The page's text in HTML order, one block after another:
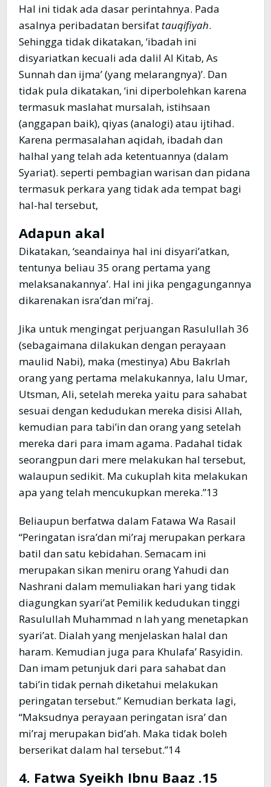
Hal ini tidak ada dasar perintahnya. Pada
asalnya peribadatan bersifat tauqifiyah.
Sehingga tidak dikatakan, ‘ibadah ini
disyariatkan kecuali ada dalil Al Kitab, As
Sunnah dan ijma’ (yang melarangnya)’. Dan
tidak pula dikatakan, ‘ini diperbolehkan karena
termasuk maslahat mursalah, istihsaan
(anggapan baik), qiyas (analogi) atau ijtihad.
Karena permasalahan aqidah, ibadah dan
halhal yang telah ada ketentuannya (dalam
Syariat). seperti pembagian warisan dan pidana
termasuk perkara yang tidak ada tempat bagi
hal-hal tersebut,
Adapun akal
Dikatakan, ‘seandainya hal ini disyari’atkan,
tentunya beliau 35 orang pertama yang
melaksanakannya’. Hal ini jika pengagungannya
dikarenakan isra’dan mi’raj.
Jika untuk mengingat perjuangan Rasulullah 36
(sebagaimana dilakukan dengan perayaan
maulid Nabi), maka (mestinya) Abu Bakrlah
orang yang pertama melakukannya, lalu Umar,
Utsman, Ali, setelah mereka yaitu para sahabat
sesuai dengan kedudukan mereka disisi Allah,
kemudian para tabi’in dan orang yang setelah
mereka dari para imam agama. Padahal tidak
seorangpun dari mere melakukan hal tersebut,
walaupun sedikit. Ma cukuplah kita melakukan
apa yang telah mencukupkan mereka.”13
Beliaupun berfatwa dalam Fatawa Wa Rasail
“Peringatan isra’dan mi’raj merupakan perkara
batil dan satu kebidahan. Semacam ini
merupakan sikan meniru orang Yahudi dan
Nashrani dalam memuliakan hari yang tidak
diagungkan syari’at Pemilik kedudukan tinggi
Rasulullah Muhammad n lah yang menetapkan
syari’at. Dialah yang menjelaskan halal dan
haram. Kemudian juga para Khulafa’ Rasyidin.
Dan imam petunjuk dari para sahabat dan
tabi’in tidak pernah diketahui melakukan
peringatan tersebut.” Kemudian berkata lagi,
“Maksudnya perayaan peringatan isra’ dan
mi’raj merupakan bid’ah. Maka tidak boleh
berserikat dalam hal tersebut.”14
4. Fatwa Syeikh Ibnu Baaz .15